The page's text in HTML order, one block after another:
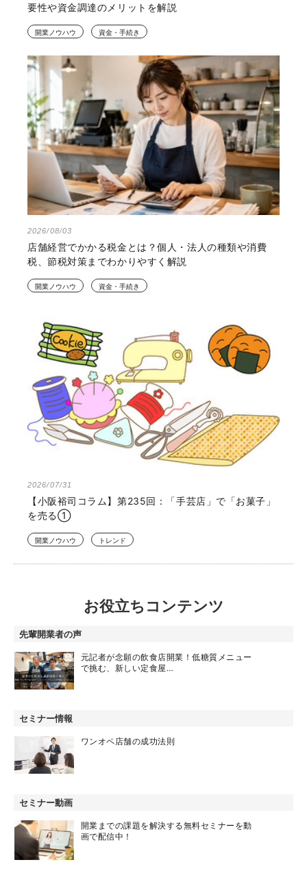
要性や資金調達のメリットを解説
開業ノウハウ 資金・手続き
2026/08/03
店舗経営でかかる税金とは？個人・法人の種類や消費
税、節税対策までわかりやすく解説
開業ノウハウ 資金・手続き
2026/07/31
【小阪裕司コラム】第235回：「手芸店」で「お菓子」
を売る①
開業ノウハウ トレンド
お役立ちコンテンツ
先輩開業者の声
元記者が念願の飲食店開業！低糖質メニュー
で挑む、新しい定食屋…
セミナー情報
ワンオペ店舗の成功法則
セミナー動画
開業までの課題を解決する無料セミナーを動
画で配信中！